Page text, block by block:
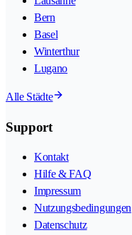
Bern
Basel
Winterthur
Lugano
Alle Städte
Support
Kontakt
Hilfe & FAQ
Impressum
Nutzungsbedingungen
Datenschutz